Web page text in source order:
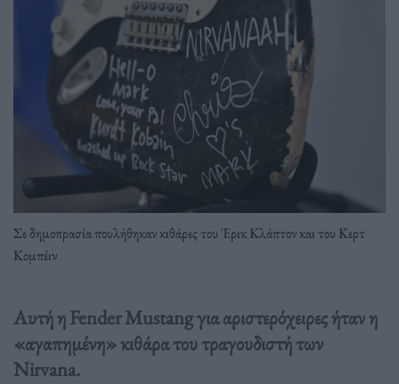
Σε δημοπρασία πουλήθηκαν κιθάρες του Έρικ Κλάπτον και του Κερτ
Κομπέιν
Αυτή η Fender Mustang για αριστερόχειρες ήταν η
«αγαπημένη» κιθάρα του τραγουδιστή των
Nirvana.